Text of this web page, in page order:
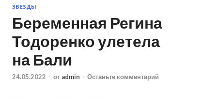
ЗВЕЗДЫ
Беременная Регина
Тодоренко улетела
на Бали
24.05.2022 - от admin - Оставьте комментарий